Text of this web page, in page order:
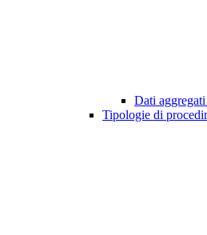
Dati
Tipologie di